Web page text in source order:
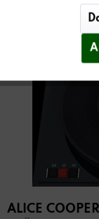
ALICE